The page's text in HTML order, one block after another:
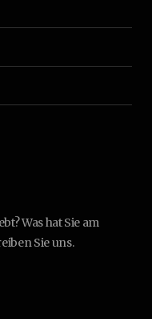
Was hat Sie am
Sie uns.